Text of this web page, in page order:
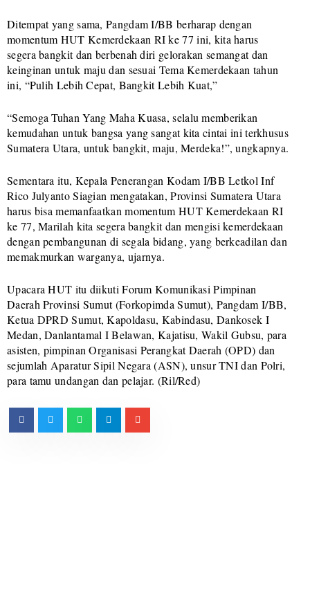
Ditempat yang sama, Pangdam I/BB berharap dengan
momentum HUT Kemerdekaan RI ke 77 ini, kita harus
segera bangkit dan berbenah diri gelorakan semangat dan
keinginan untuk maju dan sesuai Tema Kemerdekaan tahun
ini, “Pulih Lebih Cepat, Bangkit Lebih Kuat,”
“Semoga Tuhan Yang Maha Kuasa, selalu memberikan
kemudahan untuk bangsa yang sangat kita cintai ini terkhusus
Sumatera Utara, untuk bangkit, maju, Merdeka!”, ungkapnya.
Sementara itu, Kepala Penerangan Kodam I/BB Letkol Inf
Rico Julyanto Siagian mengatakan, Provinsi Sumatera Utara
harus bisa memanfaatkan momentum HUT Kemerdekaan RI
ke 77, Marilah kita segera bangkit dan mengisi kemerdekaan
dengan pembangunan di segala bidang, yang berkeadilan dan
memakmurkan warganya, ujarnya.
Upacara HUT itu diikuti Forum Komunikasi Pimpinan
Daerah Provinsi Sumut (Forkopimda Sumut), Pangdam I/BB,
Ketua DPRD Sumut, Kapoldasu, Kabindasu, Dankosek I
Medan, Danlantamal I Belawan, Kajatisu, Wakil Gubsu, para
asisten, pimpinan Organisasi Perangkat Daerah (OPD) dan
sejumlah Aparatur Sipil Negara (ASN), unsur TNI dan Polri,
para tamu undangan dan pelajar. (Ril/Red)